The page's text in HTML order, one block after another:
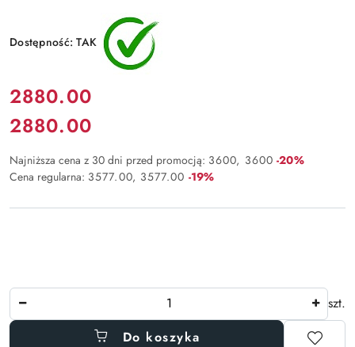
Dostępność:TAK
Cena:
2880.00
Cena:
2880.00
Najniższa cena z 30 dni przed promocją: 3600 3600 Rabat:
-20%
Cena regularna: 3577.00 3577.00 Rabat:
-19%
Ilość
szt.
Do koszyka